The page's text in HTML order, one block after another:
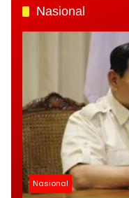
Nasional
Nasional